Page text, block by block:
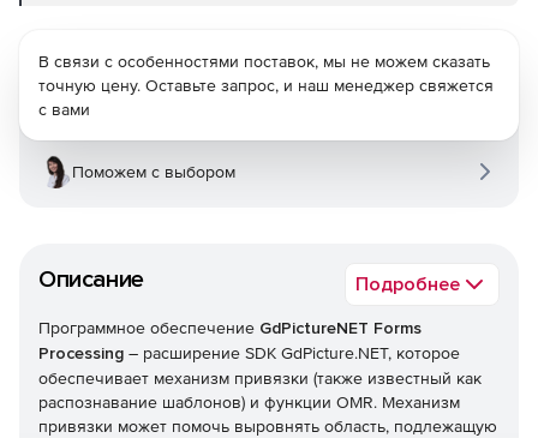
Описание Подробнее
Программное обеспечение GdPictureNET Forms
Processing – расширение SDK GdPicture.NET, которое
обеспечивает механизм привязки (также известный как
распознавание шаблонов) и функции OMR. Механизм
привязки может помочь выровнять область, подлежащую
В связи с особенностями поставок, мы не можем сказать
точную цену. Оставьте запрос, и наш менеджер свяжется
с вами
Поможем с выбором